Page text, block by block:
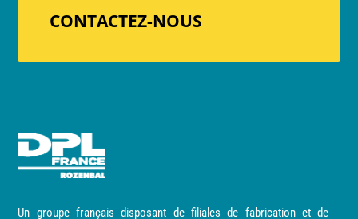
CONTACTEZ-NOUS
Un groupe français disposant de filiales de fabrication et de